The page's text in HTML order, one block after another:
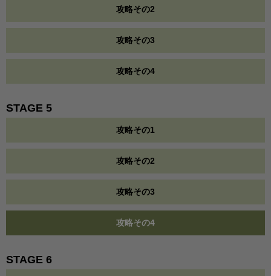
攻略その2
攻略その3
攻略その4
STAGE 5
攻略その1
攻略その2
攻略その3
攻略その4
STAGE 6